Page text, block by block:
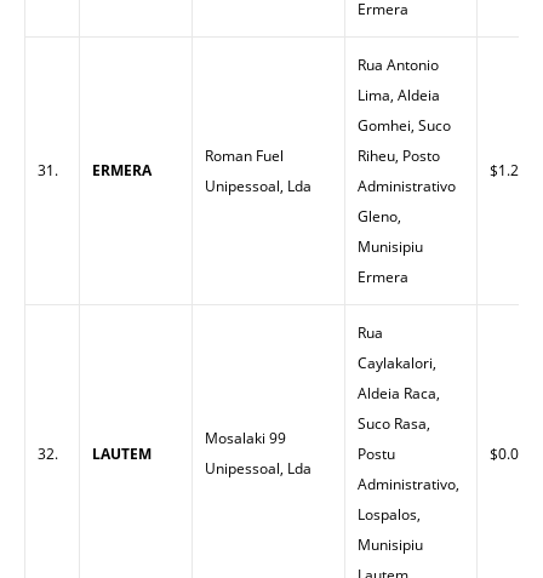
Ermera
31. ERMERA
Roman Fuel
Unipessoal, Lda
Rua Antonio
Lima, Aldeia
Gomhei, Suco
Riheu, Posto
Administrativo
Gleno,
Munisipiu
Ermera
$1.27
32. LAUTEM
Mosalaki 99
Unipessoal, Lda
Rua
Caylakalori,
Aldeia Raca,
Suco Rasa,
Postu
Administrativo,
Lospalos,
Munisipiu
$0.00